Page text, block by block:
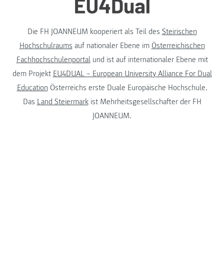
Die FH JOANNEUM kooperiert als Teil des Steirischen
Hochschulraums auf nationaler Ebene im Österreichischen
Fachhochschulenportalund ist auf internationaler Ebene mit
dem Projekt EU4DUAL – European University Alliance For Dual
Education Österreichs erste Duale Europäische Hochschule.
Das Land Steiermarkist Mehrheitsgesellschafter der FH
JOANNEUM.